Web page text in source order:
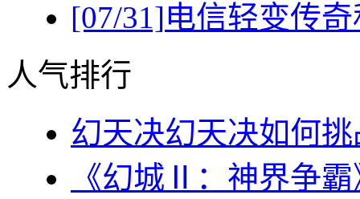
[07/31]电信轻变传
人气排行
幻天决幻天决如何
《幻城Ⅱ：神界争